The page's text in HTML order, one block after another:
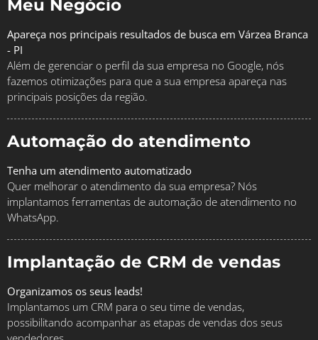
Meu Negócio
Apareça nos principais resultados de busca em Várzea Branca
- PI
Além de gerenciar o perfil da sua empresa no Google, nós
fazemos otimizações para que a sua empresa apareça nas
principais posições da região.
Automação do atendimento
Tenha um atendimento automatizado
Quer melhorar o atendimento da sua empresa? Nós
implantamos ferramentas de automação de atendimento no
WhatsApp.
Implantação de CRM de vendas
Organizamos os seus leads!
Implantamos um CRM para o seu time de vendas,
possibilitando acompanhar as etapas de vendas dos seus